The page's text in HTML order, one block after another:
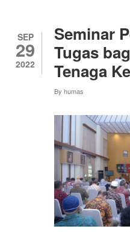
SEP
29
2022
Seminar
Tugas
Tenaga
By humas